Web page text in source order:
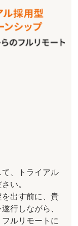
、トライアル
い。
出す前に、貴
行しながら、
ルリモートに